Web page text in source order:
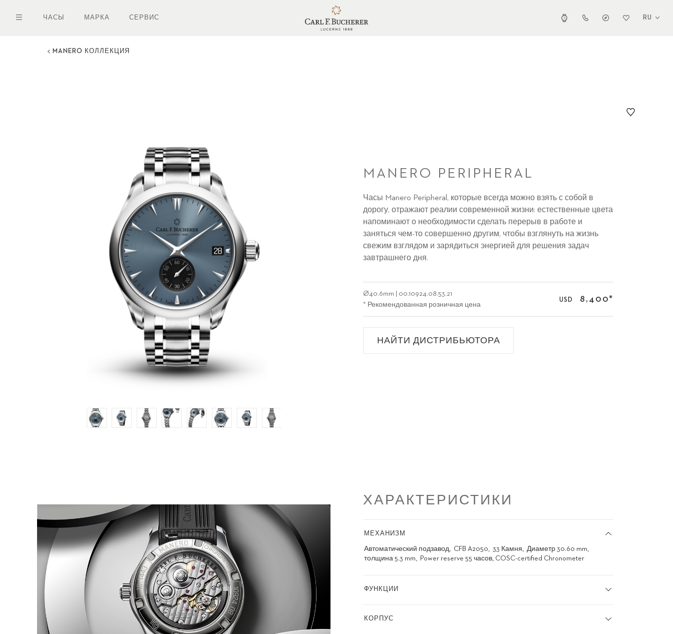
ЧАСЫ МАРКА СЕРВИС RU
MANERO КОЛЛЕКЦИЯ
MANERO PERIPHERAL
Часы Manero Peripheral, которые всегда можно взять с собой в
дорогу, отражают реалии современной жизни: естественные цвета
напоминают о необходимости сделать перерыв в работе и
заняться чем-то совершенно другим, чтобы взглянуть на жизнь
свежим взглядом и зарядиться энергией для решения задач
завтрашнего дня.
Ø40.6mm
00.10924.08.53.21
* Рекомендованная розничная цена
USD 8,400*
НАЙТИ ДИСТРИБЬЮТОРА
ХАРАКТЕРИСТИКИ
МЕХАНИЗМ
Автоматический подзавод CFB A2050 33 Камня
Диаметр 30.60 mm
толщина 5.3 mm
Power reserve 55 часов, COSC-certified Chronometer
ФУНКЦИИ
КОРПУС